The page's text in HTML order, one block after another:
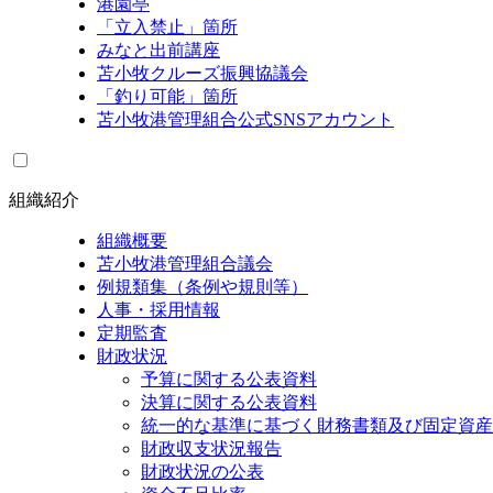
港園亭
「立入禁止」箇所
みなと出前講座
苫小牧クルーズ振興協議会
「釣り可能」箇所
苫小牧港管理組合公式SNSアカウント
組織紹介
組織概要
苫小牧港管理組合議会
例規類集（条例や規則等）
人事・採用情報
定期監査
財政状況
予算に関する公表資料
決算に関する公表資料
統一的な基準に基づく財務書類及び固定資
財政収支状況報告
財政状況の公表